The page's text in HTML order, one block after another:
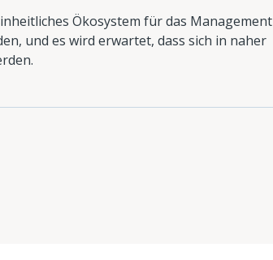
Ökosystem für das Management
und es wird erwartet, dass sich in naher